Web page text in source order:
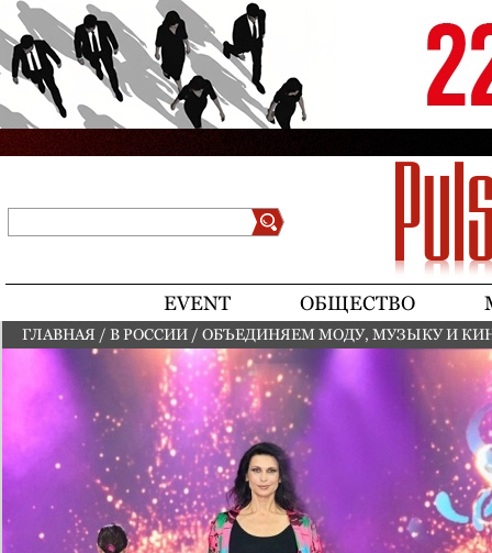
Jump to navigation
EVENT ОБЩЕСТВО
ВЫ ЗДЕСЬ
ГЛАВНАЯ / В РОССИИ / ОБЪЕДИНЯЕМ МОДУ, МУЗЫКУ И